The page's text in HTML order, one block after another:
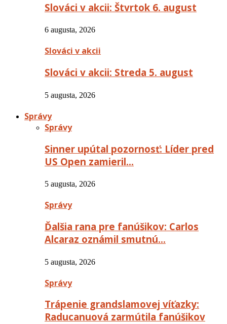
Slováci v akcii: Štvrtok 6. august
6 augusta, 2026
Slováci v akcii
Slováci v akcii: Streda 5. august
5 augusta, 2026
Správy
Správy
Sinner upútal pozornosť: Líder pred
US Open zamieril…
5 augusta, 2026
Správy
Ďalšia rana pre fanúšikov: Carlos
Alcaraz oznámil smutnú…
5 augusta, 2026
Správy
Trápenie grandslamovej víťazky:
Raducanuová zarmútila fanúšikov